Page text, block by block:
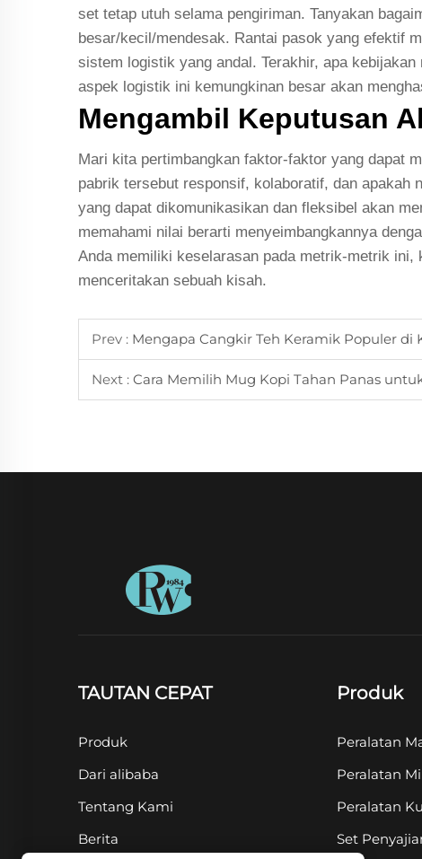
set tetap utuh selama pengiriman. Tanyakan
besar/kecil/mendesak. Rantai pasok yang efektif
sistem logistik yang andal. Terakhir, apa
aspek logistik ini kemungkinan besar akan
Mengambil Keputusan
Mari kita pertimbangkan faktor-faktor yang dapat
pabrik tersebut responsif, kolaboratif, dan apakah
yang dapat dikomunikasikan dan fleksibel akan
memahami nilai berarti menyeimbangkannya
Anda memiliki keselarasan pada metrik-metrik
menceritakan sebuah kisah.
Prev : Mengapa Cangkir Teh Keramik Populer di
Next : Cara Memilih Mug Kopi Tahan Panas
TAUTAN CEPAT
Produk
Dari alibaba
Tentang Kami
Berita
Produk
Peralatan
Peralatan
Peralatan
Set